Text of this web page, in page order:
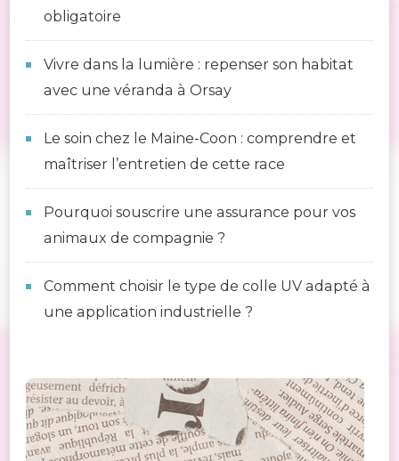
obligatoire
Vivre dans la lumière : repenser son habitat
avec une véranda à Orsay
Le soin chez le Maine-Coon : comprendre et
maîtriser l’entretien de cette race
Pourquoi souscrire une assurance pour vos
animaux de compagnie ?
Comment choisir le type de colle UV adapté à
une application industrielle ?